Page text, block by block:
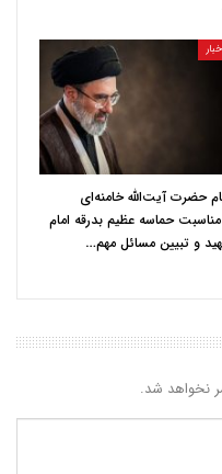
حضرت آیت‌الله خامنه‌ای
حماسه عظیم بدرقه امام
و تبیین مسائل مهم…
نخواهد شد.